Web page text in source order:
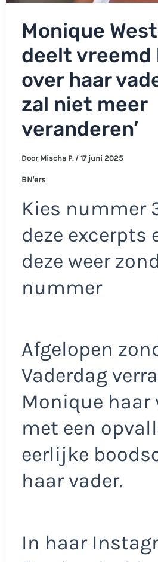
Monique
deelt
over haar
zal niet meer
veranderen’
Door Mischa P. / 17 juni 2025
BN'ers
Kies nummer
deze excerpts
deze weer
nummer
Afgelopen
Vaderdag
Monique haar
met een
eerlijke
haar vader.
In haar